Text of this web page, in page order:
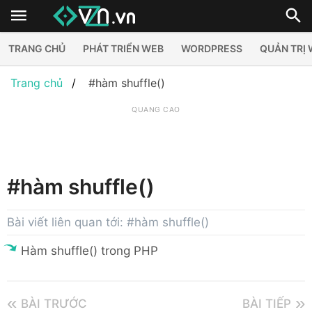
TRANG CHỦ PHÁT TRIỂN WEB WORDPRESS QUẢN TRỊ
Trang chủ #hàm shuffle()
QUẢNG CÁO
#hàm shuffle()
Bài viết liên quan tới: #hàm shuffle()
Hàm shuffle() trong PHP
BÀI TRƯỚC BÀI TIẾP